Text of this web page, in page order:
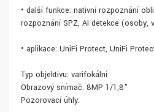
• další funkce: nativní rozpoznání
rozpoznání SPZ, AI detekce (osoby,
• aplikace: UniFi Protect, UniFi
Typ objektivu: varifokální
Obrazový snímač: 8MP 1/1,8"
Pozorovací úhly: